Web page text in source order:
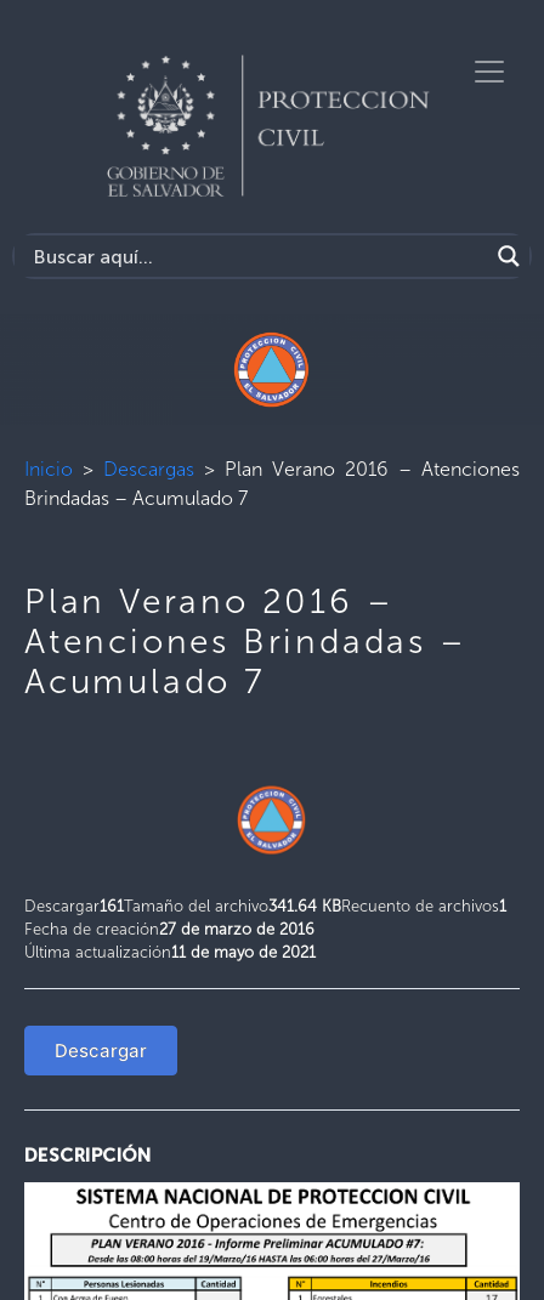
Inicio > Descargas > Plan Verano 2016 – Atenciones
Brindadas – Acumulado 7
Plan Verano 2016 –
Atenciones Brindadas –
Acumulado 7
Descargar161Tamaño del archivo341.64 KBRecuento de archivos1
Fecha de creación27 de marzo de 2016
Última actualización11 de mayo de 2021
Descargar
DESCRIPCIÓN